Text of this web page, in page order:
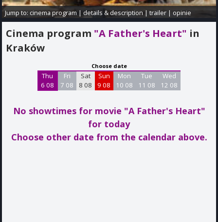
Jump to:cinema program |details & description |trailer |opinie
Cinema program "A Father's Heart" in
Kraków
Choose date
Thu
6 08
Fri
7 08
Sat
8 08
Sun
9 08
Mon
10 08
Tue
11 08
Wed
12 08
No showtimes for movie "A Father's Heart"
for today
Choose other date from the calendar above.